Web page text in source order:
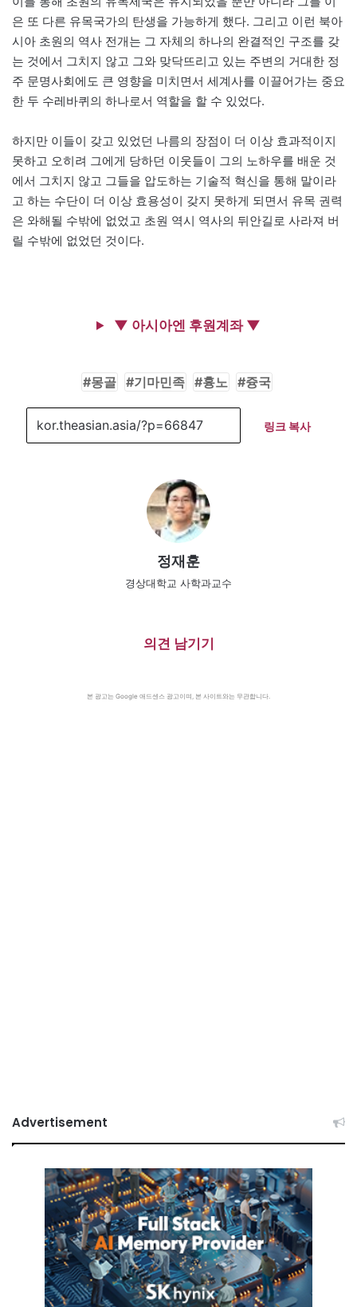
은 또 다른 유목국가의 탄생을 가능하게 했다. 그리고 이런 북아
시아 초원의 역사 전개는 그 자체의 하나의 완결적인 구조를 갖
는 것에서 그치지 않고 그와 맞닥뜨리고 있는 주변의 거대한 정
주 문명사회에도 큰 영향을 미치면서 세계사를 이끌어가는 중요
한 두 수레바퀴의 하나로서 역할을 할 수 있었다.
하지만 이들이 갖고 있었던 나름의 장점이 더 이상 효과적이지
못하고 오히려 그에게 당하던 이웃들이 그의 노하우를 배운 것
에서 그치지 않고 그들을 압도하는 기술적 혁신을 통해 말이라
고 하는 수단이 더 이상 효용성이 갖지 못하게 되면서 유목 권력
은 와해될 수밖에 없었고 초원 역시 역사의 뒤안길로 사라져 버
릴 수밖에 없었던 것이다.
▼ 아시아엔 후원계좌 ▼
몽골 기마민족 흉노 즁국
링크 복사
정재훈
경상대학교 사학과교수
의견 남기기
본 광고는 Google 애드센스 광고이며, 본 사이트와는 무관합니다.
Advertisement